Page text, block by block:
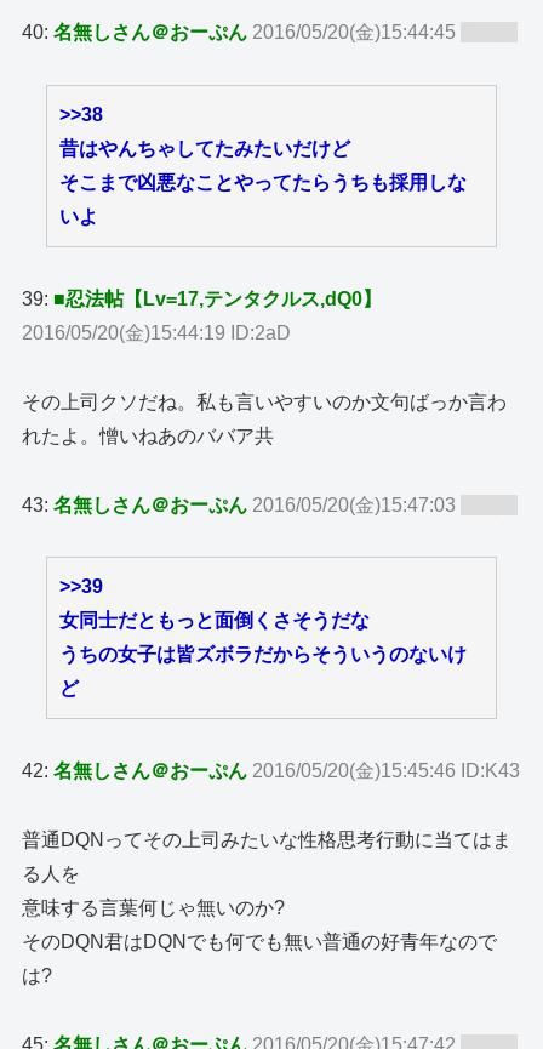
40:名無しさん＠おーぷん 2016/05/20(金)15:44:45
>>38
昔はやんちゃしてたみたいだけど
そこまで凶悪なことやってたらうちも採用しな
いよ
39: ■忍法帖【Lv=17,テンタクルス,dQ0】
2016/05/20(金)15:44:19 ID:2aD
その上司クソだね。私も言いやすいのか文句ばっか言わ
れたよ。憎いねあのババア共
43:名無しさん＠おーぷん 2016/05/20(金)15:47:03
>>39
女同士だともっと面倒くさそうだな
うちの女子は皆ズボラだからそういうのないけ
ど
42:名無しさん＠おーぷん 2016/05/20(金)15:45:46 ID:K43
普通DQNってその上司みたいな性格思考行動に当てはま
る人を
意味する言葉何じゃ無いのか?
そのDQN君はDQNでも何でも無い普通の好青年なので
は?
45:名無しさん＠おーぷん 2016/05/20(金)15:47:42